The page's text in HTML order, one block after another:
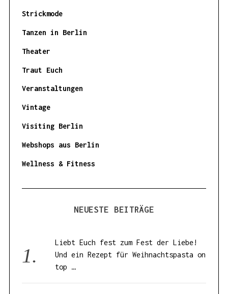
Strickmode
Tanzen in Berlin
Theater
Traut Euch
Veranstaltungen
Vintage
Visiting Berlin
Webshops aus Berlin
Wellness & Fitness
NEUESTE BEITRÄGE
Liebt Euch fest zum Fest der Liebe!
Und ein Rezept für Weihnachtspasta on
top …